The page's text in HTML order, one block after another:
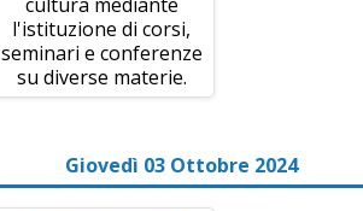
l'istituzione di corsi,
seminari e conferenze
su diverse materie.
Giovedì 03 Ottobre 2024